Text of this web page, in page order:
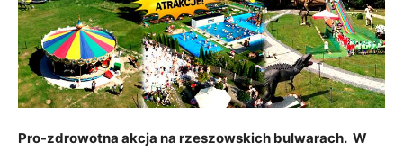
Pro-zdrowotna akcja na rzeszowskich bulwarach. W